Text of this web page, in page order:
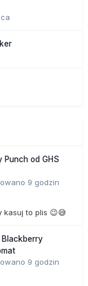
Punch od GHS
9 godzin
kasuj to plis 😉😅
Blackberry
9 godzin